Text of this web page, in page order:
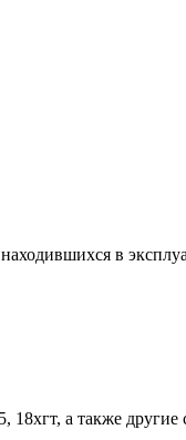
в
18хгт, а также